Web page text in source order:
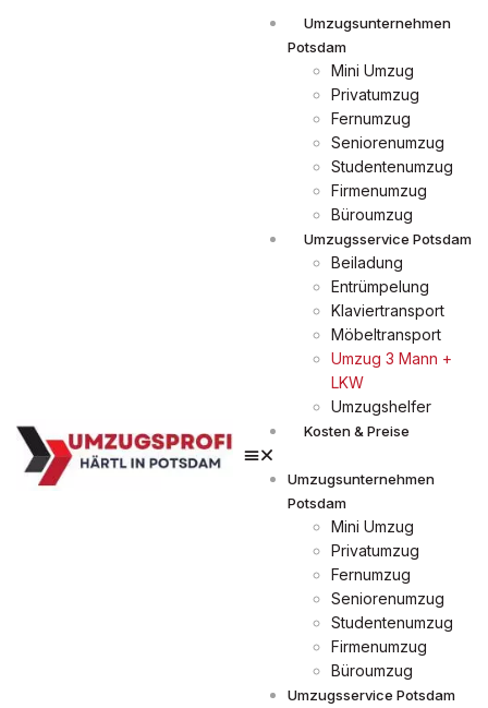
Umzugsunternehmen
Potsdam
Mini Umzug
Privatumzug
Fernumzug
Seniorenumzug
Studentenumzug
Firmenumzug
Büroumzug
Umzugsservice Potsdam
Beiladung
Entrümpelung
Klaviertransport
Möbeltransport
Umzug 3 Mann +
LKW
Umzugshelfer
Kosten & Preise
Umzugsunternehmen
Potsdam
Mini Umzug
Privatumzug
Fernumzug
Seniorenumzug
Studentenumzug
Firmenumzug
Büroumzug
Umzugsservice Potsdam